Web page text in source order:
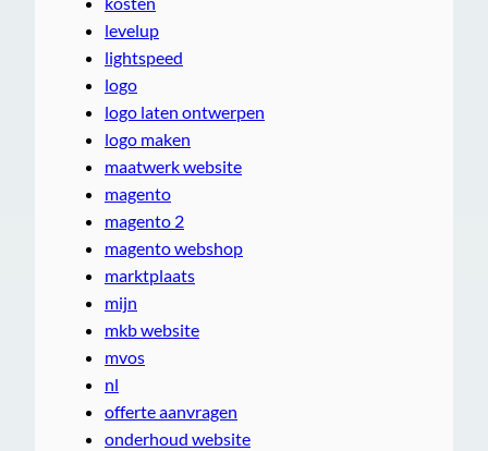
levelup
lightspeed
logo
logo laten ontwerpen
logo maken
maatwerk website
magento
magento 2
magento webshop
marktplaats
mijn
mkb website
mvos
nl
offerte aanvragen
onderhoud website